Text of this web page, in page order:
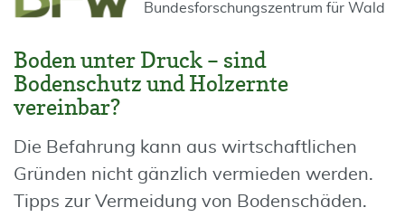
Bundesforschungszentrum für Wald
Boden unter Druck – sind
Bodenschutz und Holzernte
vereinbar?
Die Befahrung kann aus wirtschaftlichen
Gründen nicht gänzlich vermieden werden.
Tipps zur Vermeidung von Bodenschäden.